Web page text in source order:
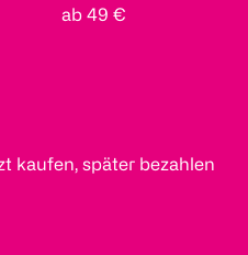
ab 49 €
kaufen, später bezahlen